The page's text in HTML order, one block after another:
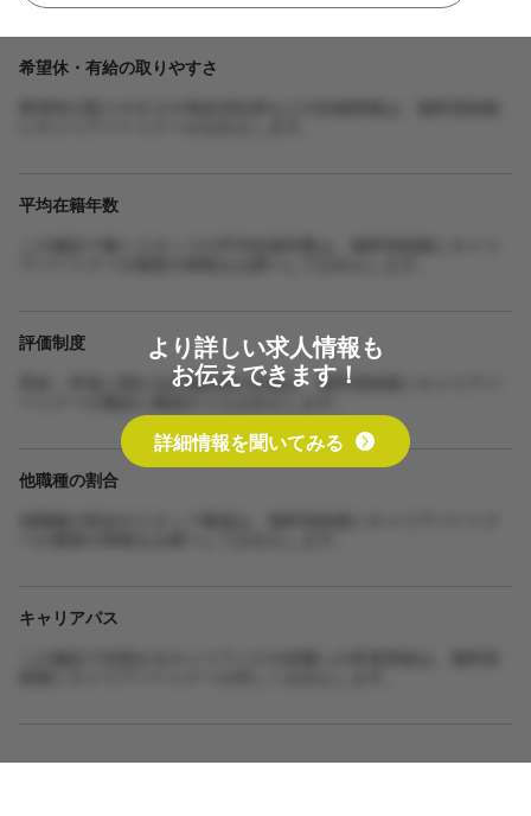
希望休・有給の取りやすさ
平均在籍年数
評価制度
昇給・昇進に関わる評価制度の詳細は、無料登録後にキャリアパ
他職種の割合
キャリアパス
より詳しい求人情報も
お伝えできます！
詳細情報を聞いてみる